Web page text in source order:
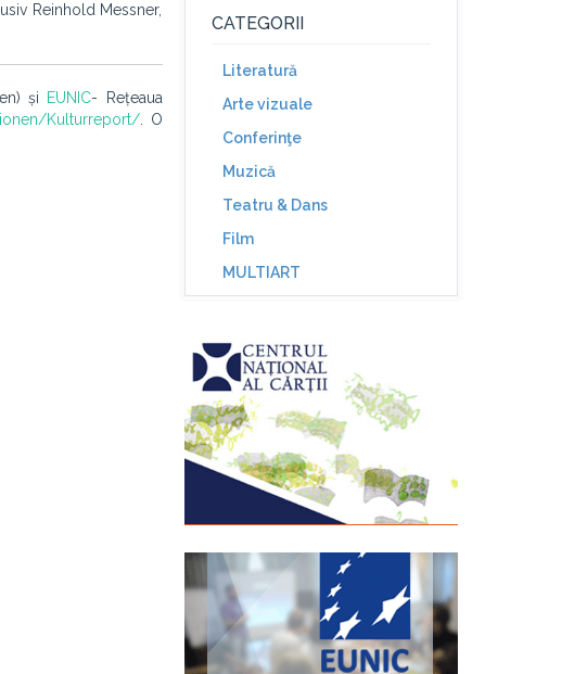
Reinhold Messner,
și EUNIC- Rețeaua
Kulturreport/
O
CATEGORII
Literatură
Arte vizuale
Conferinţe
Muzică
Teatru & Dans
Film
MULTIART